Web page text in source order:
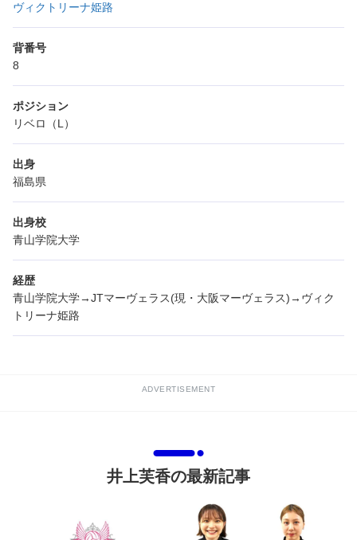
ヴィクトリーナ姫路
背番号
8
ポジション
リベロ（L）
出身
福島県
出身校
青山学院大学
経歴
青山学院大学→JTマーヴェラス(現・大阪マーヴェラス)→ヴィク
トリーナ姫路
ADVERTISEMENT
井上芙香の最新記事